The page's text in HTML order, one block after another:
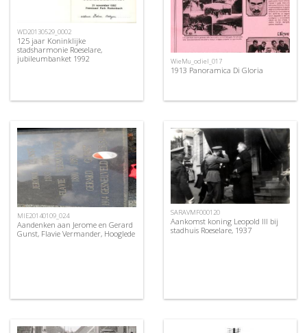
WD20130529_0002
125 jaar Koninklijke
stadsharmonie Roeselare,
jubileumbanket 1992
WieMu_odiel_017
1913 Panoramica Di Gloria
MIE20140109_024
Aandenken aan Jerome en Gerard
Gunst, Flavie Vermander, Hooglede
SARAVMF000120
Aankomst koning Leopold III bij
stadhuis Roeselare, 1937